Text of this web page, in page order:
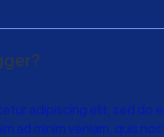
adipiscing elit, sed do
ad minim veniam, quis